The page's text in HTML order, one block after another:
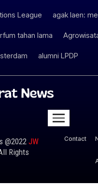
League agak laen:
tahan lama
alumni LPDP
@2022JW
Rights
Contact